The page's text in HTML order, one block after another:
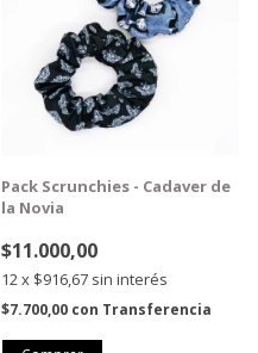
Pack Scrunchies - Cadaver de
la Novia
$11.000,00
12x $916,67 sin interés
$7.700,00 con Transferencia